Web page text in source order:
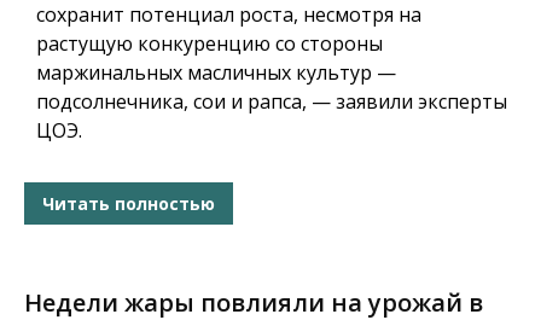
сохранит потенциал роста, несмотря на
растущую конкуренцию со стороны
маржинальных масличных культур —
подсолнечника, сои и рапса, — заявили эксперты
ЦОЭ.
Читать полностью
Недели жары повлияли на урожай в